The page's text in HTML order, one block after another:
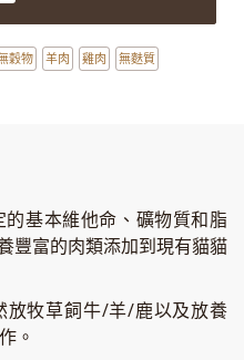
穀物 羊肉 雞肉 無麩質
基本維他命、礦物質和脂
豐富的肉類添加到現有貓貓
放牧草飼牛/羊/鹿以及放養
。